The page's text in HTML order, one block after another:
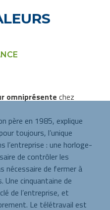
omniprésente chez
père en 1985, explique
toujours, l’unique
l’entreprise : une horloge-
de contrôler les
nécessaire de fermer à
Une cinquantaine de
de l’entreprise, et
Le télétravail est